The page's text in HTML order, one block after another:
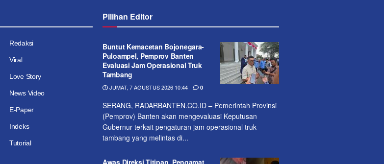
Redaksi
Viral
Love Story
News Video
E-Paper
Indeks
Tutorial
Pilihan Editor
Buntut Kemacetan Bojonegara-
Puloampel, Pemprov Banten
Evaluasi Jam Operasional Truk
Tambang
JUMAT, 7 AGUSTUS 2026 10:44 0
SERANG, RADARBANTEN.CO.ID – Pemerintah Provinsi
(Pemprov) Banten akan mengevaluasi Keputusan
Gubernur terkait pengaturan jam operasional truk
tambang yang melintas di...
Awas Direksi Titipan, Pengamat